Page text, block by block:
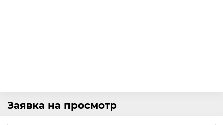
Заявка на просмотр